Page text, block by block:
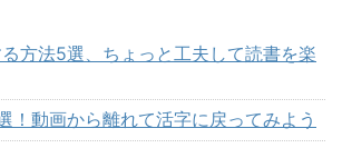
方法5選、ちょっと工夫して読書を楽
！動画から離れて活字に戻ってみよう